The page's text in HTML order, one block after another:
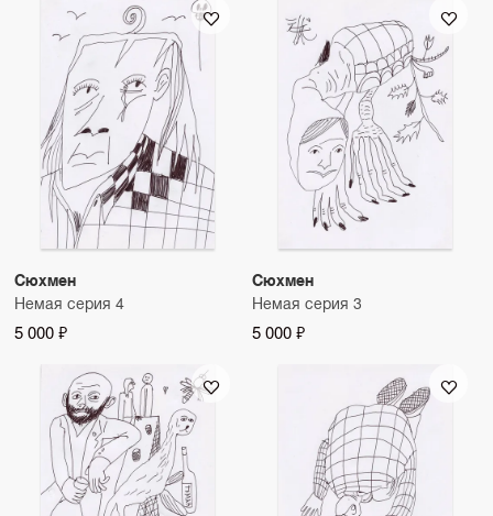
Сюхмен
Немая серия 4
5 000 ₽
Сюхмен
Немая серия 3
5 000 ₽